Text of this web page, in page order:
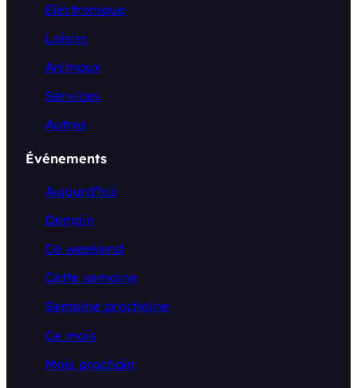
Electronique
Loisirs
Animaux
Services
Autres
Événements
Aujourd’hui
Demain
Ce weekend
Cette semaine
Semaine prochaine
Ce mois
Mois prochain